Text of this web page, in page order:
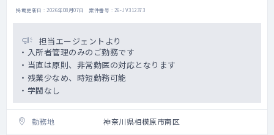
掲載更新日 : 2026年08月07日 案件番号 : 26-JV312373
担当エージェントより
・入所者管理のみのご勤務です
・当直は原則、非常勤医の対応となります
・残業少なめ、時短勤務可能
・学閥なし
勤務地 神奈川県相模原市南区